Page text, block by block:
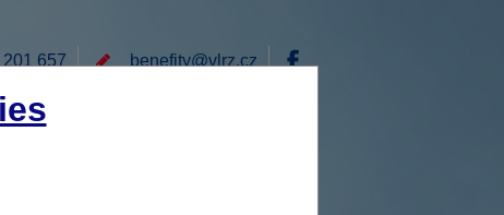
657 benefity@vlrz.cz